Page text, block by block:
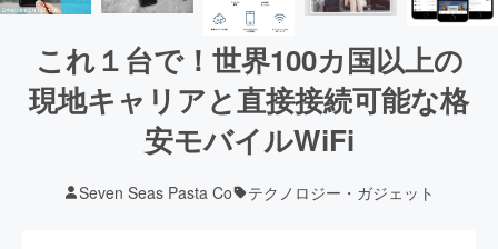
これ１台で！世界100カ国以上の
現地キャリアと直接接続可能な格
安モバイルWiFi
Seven Seas Pasta Co テクノロジー・ガジェット